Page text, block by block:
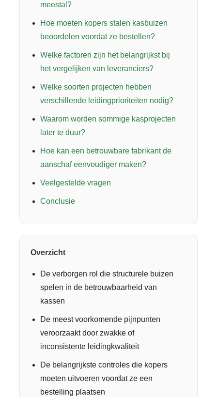
meestal?
Hoe moeten kopers stalen kasbuizen
beoordelen voordat ze bestellen?
Welke factoren zijn het belangrijkst bij
het vergelijken van leveranciers?
Welke soorten projecten hebben
verschillende leidingprioriteiten nodig?
Waarom worden sommige kasprojecten
later te duur?
Hoe kan een betrouwbare fabrikant de
aanschaf eenvoudiger maken?
Veelgestelde vragen
Conclusie
Overzicht
De verborgen rol die structurele buizen
spelen in de betrouwbaarheid van
kassen
De meest voorkomende pijnpunten
veroorzaakt door zwakke of
inconsistente leidingkwaliteit
De belangrijkste controles die kopers
moeten uitvoeren voordat ze een
bestelling plaatsen